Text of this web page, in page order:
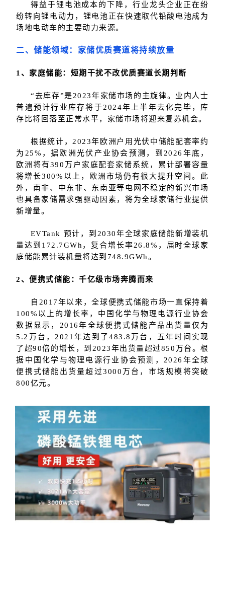
得益于锂电池成本的下降，行业龙头企业正在纷
纷转向锂电动力，锂电池正在快速取代铅酸电池成为
场地电动车的主要动力来源。
二、储能领域：家储优质赛道将持续放量
1、家庭储能：短期干扰不改优质赛道长期判断
“去库存”是2023年家储市场的主旋律。业内人士
普遍预计行业库存将于2024年上半年去化完毕，库
存比将回落至正常水平，家储市场将迎来复苏机会。
根据统计，2023年欧洲户用光伏中储能配套率约
为25%，据欧洲光伏产业协会预测，到2026年底，
欧洲将有390万户家庭配套家储系统，累计部署容量
将增长300%以上，欧洲市场仍有很大提升空间。此
外，南非、中东非、东南亚等电网不稳定的新兴市场
也具备家储需求强驱动因素，将为全球家储行业提供
新增量。
EVTank 预计，到2030年全球家庭储能新增装机
量达到172.7GWh，复合增长率26.8%，届时全球家
庭储能累计装机量将达到748.9GWh。
2、便携式储能：千亿级市场奔腾而来
自2017年以来，全球便携式储能市场一直保持着
100%以上的增长率，中国化学与物理电源行业协会
数据显示，2016年全球便携式储能产品出货量仅为
5.2万台，2021年达到了483.8万台，五年时间实现
了超90倍的增长，到2023年出货量超过850万台。根
据中国化学与物理电源行业协会预测，2026年全球
便携式储能出货量超过3000万台，市场规模将突破
800亿元。